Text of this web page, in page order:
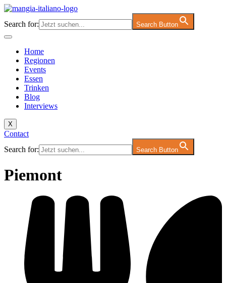
Zum
springen
Search for: Search Button
Home
Regionen
Events
Essen
Trinken
Blog
Interviews
X
Contact
Search for:
Search Button
Piemont